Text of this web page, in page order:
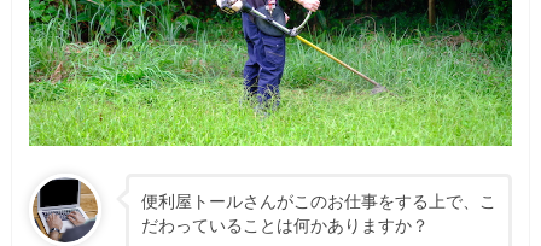
便利屋トールさんがこのお仕事をする上で、こ
だわっていることは何かありますか？